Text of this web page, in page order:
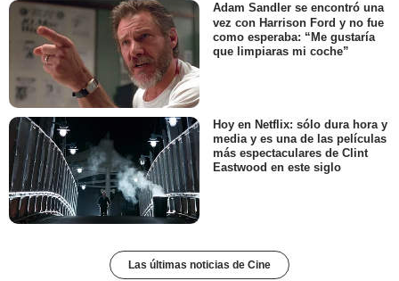
Adam Sandler se encontró una
vez con Harrison Ford y no fue
como esperaba: “Me gustaría
que limpiaras mi coche”
Hoy en Netflix: sólo dura hora y
media y es una de las películas
más espectaculares de Clint
Eastwood en este siglo
Las últimas noticias de Cine